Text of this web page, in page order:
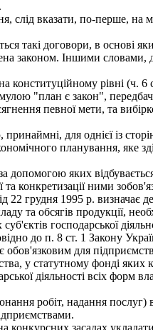
слід вказати, по-перше,
договори, в основі
законом. Іншими
рівні (ч. 6
"план є закон",
певної мети, та
для однієї із
планування,
допомогою яких
конкретизації ними
грудня 1995 p. визначає
та обсягів продукції,
господарської
до п. 8 ст. 1 Закону
для
у статутному фонді
діяльності всіх форм
робіт, надання
засадах